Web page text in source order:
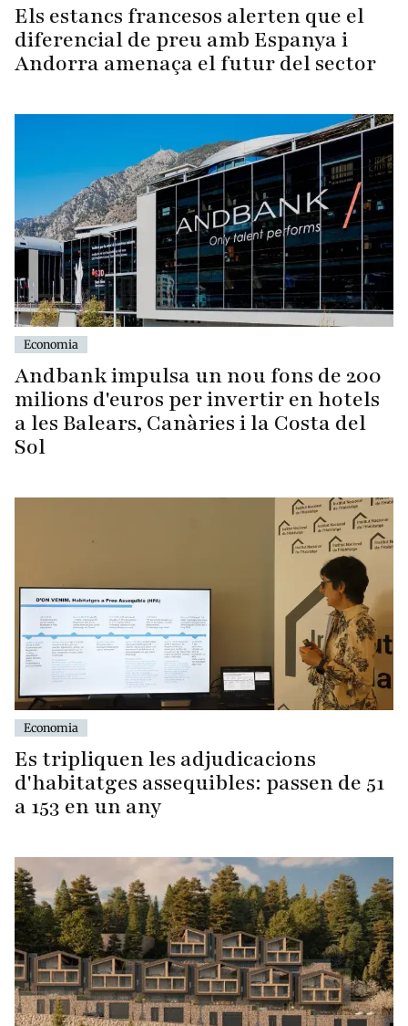
Els estancs francesos alerten que el
diferencial de preu amb Espanya i
Andorra amenaça el futur del sector
Economia
Andbank impulsa un nou fons de 200
milions d'euros per invertir en hotels
a les Balears, Canàries i la Costa del
Sol
Economia
Es tripliquen les adjudicacions
d'habitatges assequibles: passen de 51
a 153 en un any